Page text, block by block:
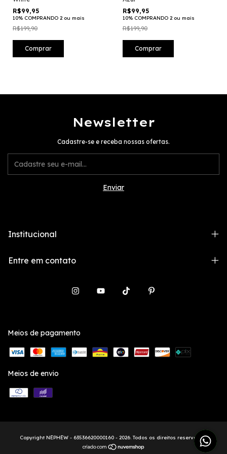
R$99,95
10% COMPRANDO 2 ou mais
R$199,90
Comprar
R$99,95
10% COMPRANDO 2 ou mais
R$199,90
Comprar
Newsletter
Cadastre-se e receba nossas ofertas.
Institucional
Entre em contato
Meios de pagamento
Meios de envio
Copyright NËPHËW - 63536620000160 - 2026. Todos os direitos reservados.